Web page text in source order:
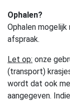
Ophalen?
Ophalen
afspraak.
Let op: onze
(transport)
wordt dat ook
aangegeven.